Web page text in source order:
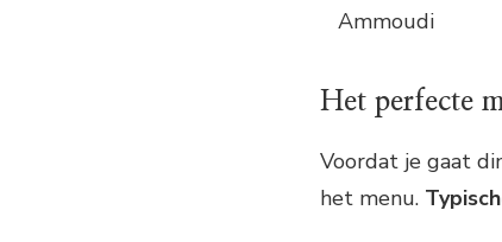
Ammoudi
Het perfecte
Voordat je gaat
het menu.